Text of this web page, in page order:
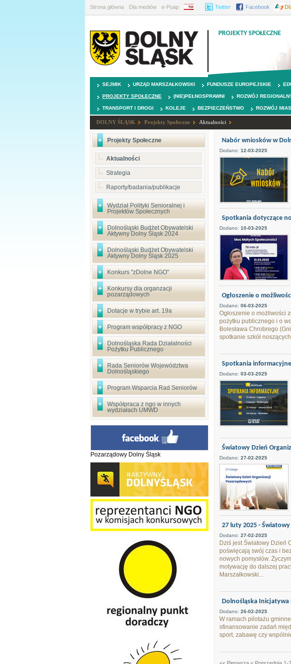
Strona główna Dla mediów e-Puap BIP Twitter Facebook
PROJEKTY SPOŁECZNE
SEJMIK URZĄD MARSZAŁKOWSKI FUNDUSZE EUROPEJSKIE
PROJEKTY SPOŁECZNE (NIE)PEŁNOSPRAWNI ROZWÓJ
TRANSPORT I DROGI KOLEJE BEZPIECZEŃSTWO ROZWÓJ
DOLNY ŚLĄSK Projekty Społeczne Aktualności
Projekty Społeczne
Aktualności
Strategia
Raporty/badania/publikacje
Wydział Polityki Senioralnej i
Projektów Społecznych
Dolnośląski Budżet Obywatelski
Aktywny Dolny Śląsk 2024
Dolnośląski Budżet Obywatelski
Aktywny Dolny Śląsk 2025
Konkurs "zDolne NGO"
Konkursy dla organzacji
pozarządowych
Dotacje w trybie art. 19a
Program współpracy z NGO
Dolnośląska Rada Działalności
Pożytku Publicznego
Rada Seniorów Województwa
Dolnośląskiego
Program Wsparcia Rad Seniorów
Współpraca z ngo w innych
wydziałach UMWD
Pozarządowy Dolny Śląsk
Nabór wniosków w
Dodano: 12-03-2025
Spotkania dotyczące
Dodano: 10-03-2025
Ogłoszenie o
Dodano: 06-03-2025
Ogłoszenie o możliwości
pożytku publicznego i o
Bolesława Chrobrego
spotkanie szkół
Spotkania
Dodano: 03-03-2025
Światowy Dzień
Dodano: 27-02-2025
27 luty 2025 -
Dodano: 27-02-2025
Dziś jest Światowy Dzień
poświęcają swój czas i
nowych pomysłów.
motywację do dalszej
Marszałkowski...
Dolnośląska
Dodano: 26-02-2025
W ramach pilotażu
sfinansowanie zadań
sport, zabawę czy